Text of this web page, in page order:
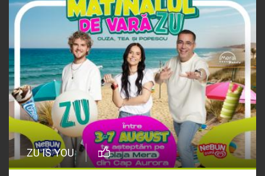
playlistul Radio ZU
ZU IS YOU